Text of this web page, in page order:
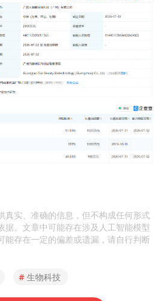
真实、准确的信息，但不构成任何形式
据。文章中可能存在涉及人工智能模型
能存在一定的偏差或遗漏，请自行判断
# 生物科技